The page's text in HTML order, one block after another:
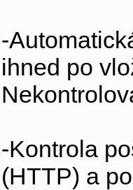
-
ihned po
-Kontrola
(HTTP) a